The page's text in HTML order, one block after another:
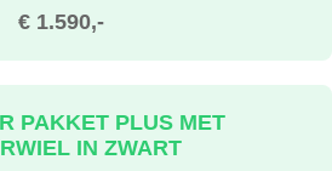
€ 1.590,-
PAKKET PLUS MET
IN ZWART